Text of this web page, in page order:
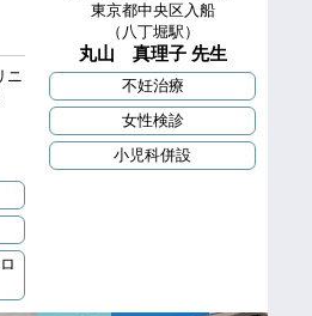
ニ
東京都中央区入船
（八丁堀駅）
丸山 真理子 先生
不妊治療
女性検診
小児科併設